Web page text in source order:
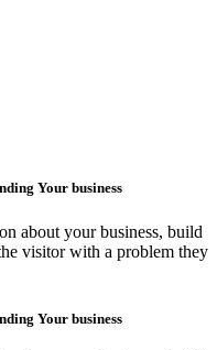
Your business
about your business, build
visitor with a problem they
Your business